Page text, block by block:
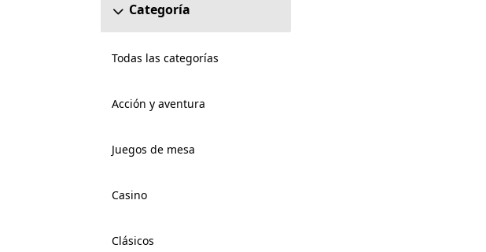
Categoría
Todas las categorías
Acción y aventura
Juegos de mesa
Casino
Clásicos